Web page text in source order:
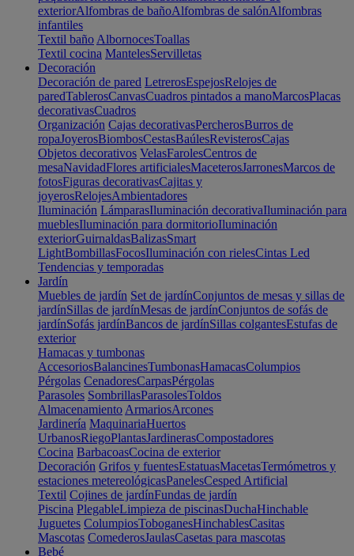
exteriorAlfombras de bañoAlfombras de salónAlfombras
infantiles
Textil baño AlbornocesToallas
Textil cocina MantelesServilletas
Decoración
Decoración de pared LetrerosEspejosRelojes de
paredTablerosCanvasCuadros pintados a manoMarcosPlacas
decorativasCuadros
Organización Cajas decorativasPercherosBurros de
ropaJoyerosBiombosCestasBaúlesRevisterosCajas
Objetos decorativos VelasFarolesCentros de
mesaNavidadFlores artificialesMaceterosJarronesMarcos de
fotosFiguras decorativasCajitas y
joyerosRelojesAmbientadores
Iluminación LámparasIluminación decorativaIluminación para
mueblesIluminación para dormitorioIluminación
exteriorGuirnaldasBalizasSmart
LightBombillasFocosIluminación con rielesCintas Led
Tendencias y temporadas
Jardín
Muebles de jardín Set de jardínConjuntos de mesas y sillas de
jardínSillas de jardínMesas de jardínConjuntos de sofás de
jardínSofás jardínBancos de jardínSillas colgantesEstufas de
exterior
Hamacas y tumbonas
AccesoriosBalancinesTumbonasHamacasColumpios
Pérgolas CenadoresCarpasPérgolas
Parasoles SombrillasParasolesToldos
Almacenamiento ArmariosArcones
Jardinería MaquinariaHuertos
UrbanosRiegoPlantasJardinerasCompostadores
Cocina BarbacoasCocina de exterior
Decoración Grifos y fuentesEstatuasMacetasTermómetros y
estaciones metereológicasPanelesCesped Artificial
Textil Cojines de jardínFundas de jardín
Piscina PlegableLimpieza de piscinasDuchaHinchable
Juguetes ColumpiosToboganesHinchablesCasitas
Mascotas ComederosJaulasCasetas para mascotas
Bebé